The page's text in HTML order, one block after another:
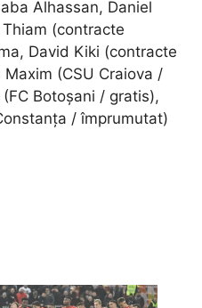
Alhassan, Daniel
(contracte
David Kiki (contracte
(CSU Craiova /
Botoșani / gratis),
/ împrumutat)